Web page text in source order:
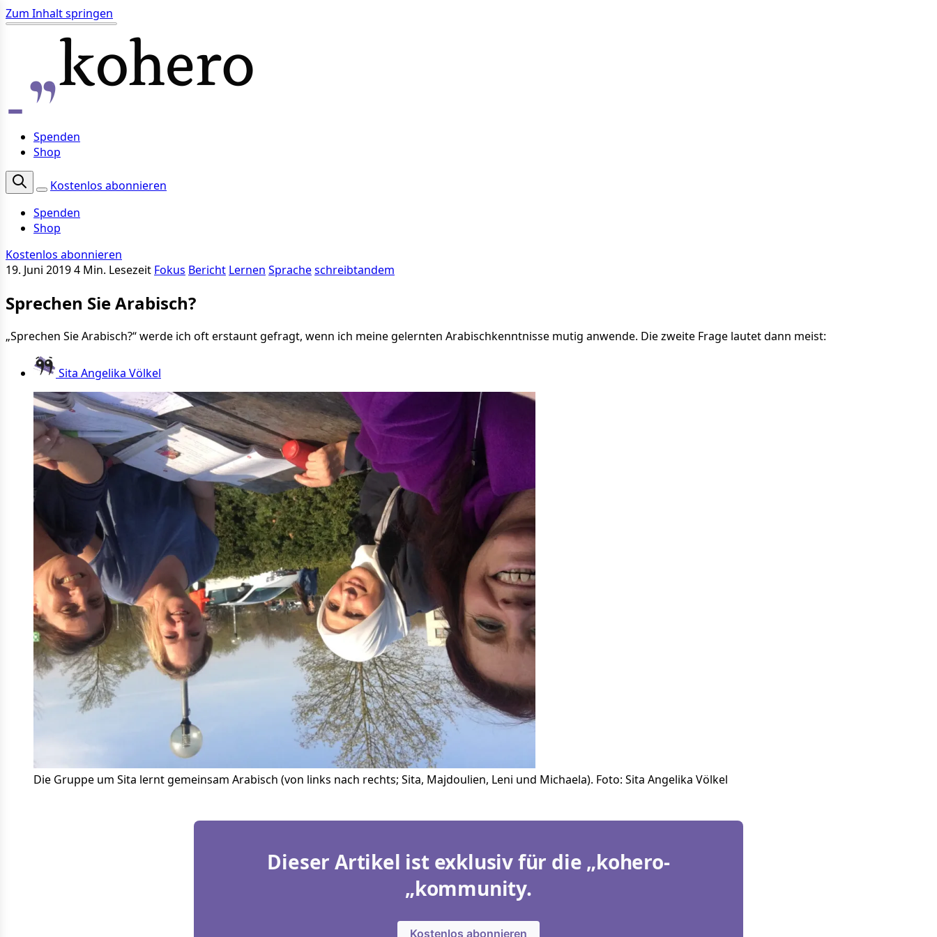
Zum Inhalt springen
Spenden
Shop
Kostenlos abonnieren
Spenden
Shop
Kostenlos abonnieren
19. Juni 20194 Min. Lesezeit Fokus Bericht Lernen Spracheschreibtandem
Sprechen Sie Arabisch?
„Sprechen Sie Arabisch?“ werde ich oft erstaunt gefragt, wenn ich meine gelernten Arabischkenntnisse mutig anwende. Die zweite Frage lautet dann meist:
Sita Angelika Völkel
Die Gruppe um Sita lernt gemeinsam Arabisch (von links nach rechts; Sita, Majdoulien, Leni und Michaela). Foto: Sita Angelika Völkel
Dieser Artikel ist exklusiv für die „kohero-
„kommunity.
Kostenlos abonnieren